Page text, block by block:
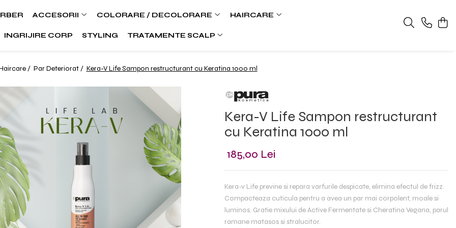
ACCESORII COLORARE / DECOLORARE HAIRCARE
INGRIJIRE CORP STYLING TRATAMENTE SCALP
/ Par Deteriorat / Kera-V Life Sampon restructurant cu Keratina 1000 ml
Kera-V Life Sampon restructurant
cu Keratina 1000 ml
185,00 Lei
Kera-v Life previne si repara varfurile despicate, elimina efectul de frizz.
Compacteaza cuticula pentru a avea un par mai corpolent, moale si
luminos. Gratie mixului de Active Fermentate si Cheratina Vegana, parul
ramane matasos si stralucitor.